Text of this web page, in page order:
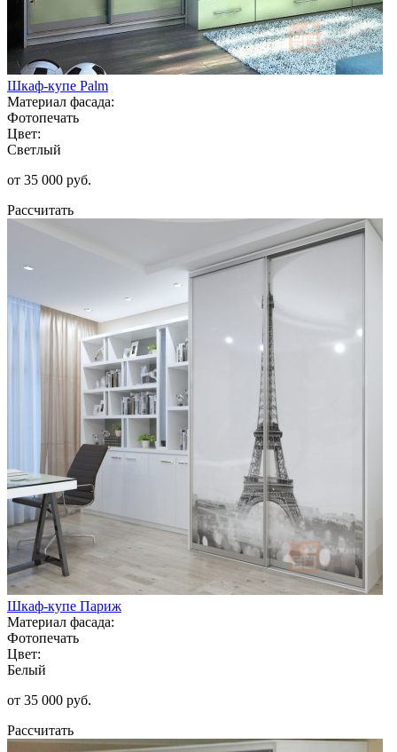
Шкаф-купе Palm
Материал фасада:
Фотопечать
Цвет:
Светлый
от 35 000 руб.
Рассчитать
Шкаф-купе Париж
Материал фасада:
Фотопечать
Цвет:
Белый
от 35 000 руб.
Рассчитать